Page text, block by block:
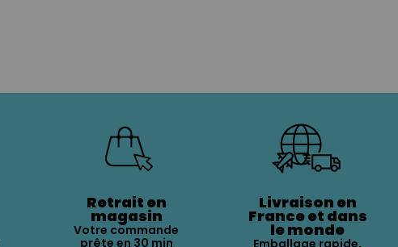
Retrait en
magasin
Votre commande
prête en 30 min
Livraison en
France et dans
le monde
Emballage rapide,